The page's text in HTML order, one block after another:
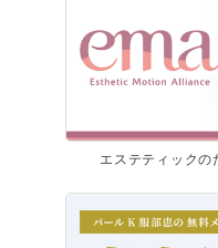
エステティックの